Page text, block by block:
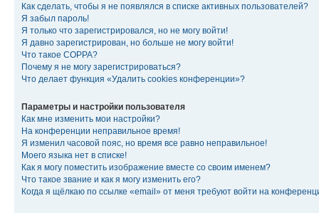
Как сделать, чтобы я не появлялся в списке активных пользователей?
Я забыл пароль!
Я только что зарегистрировался, но не могу войти!
Я давно зарегистрирован, но больше не могу войти!
Что такое COPPA?
Почему я не могу зарегистрироваться?
Что делает функция «Удалить cookies конференции»?
Параметры и настройки пользователя
Как мне изменить мои настройки?
На конференции неправильное время!
Я изменил часовой пояс, но время все равно неправильное!
Моего языка нет в списке!
Как я могу поместить изображение вместе со своим именем?
Что такое звание и как я могу изменить его?
Когда я щёлкаю по ссылке «email» от меня требуют войти на